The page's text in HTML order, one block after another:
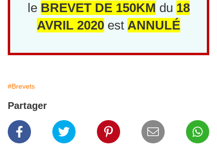
le BREVET DE 150KM du 18
AVRIL 2020 est ANNULÉ
#Brevets
Partager